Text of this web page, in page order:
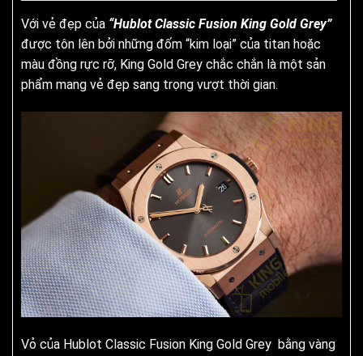
Với vẻ đẹp của “Hublot Classic Fusion King Gold Grey”
được tôn lên bởi những đốm “kim loại” của titan hoặc
màu đồng rực rỡ, King Gold Grey chắc chắn là một sản
phẩm mang vẻ đẹp sang trọng vượt thời gian.
Vỏ của Hublot Classic Fusion King Gold Grey bằng vàng